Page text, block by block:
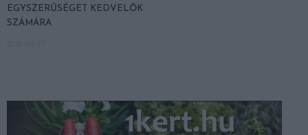
EGYSZERŰSÉGET KEDVELŐK
SZÁMÁRA